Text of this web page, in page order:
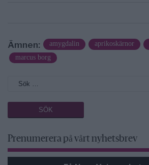
Ämnen: amygdalin aprikoskärnor
marcus borg
Prenumerera på vårt nyhetsbrev